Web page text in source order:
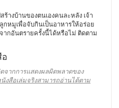
างบ้านของตนเองคนละหลัง เจ้า
หมูเพื่อจับกินเป็นอาหารให้อร่อย
กอันตรายครั้งนี้ได้หรือไม่ ติดตาม
จากการแสดงผลผิดพลาดของ
นังสือเล่มจริงสามารถอ่านได้ตาม